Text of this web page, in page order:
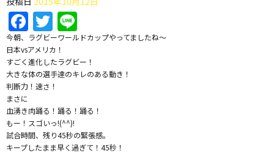
Facebook
Twitter
今朝、ラグビーワールドカップやってましたね〜
日本vsアメリカ！
すごく進化したラグビー！
大きな体の選手達のキレのある動き！
判断力！速さ！
まさに
血湧き肉踊る！踊る！踊る！
もー！スゴいっ!(^^)!
試合時間、残り45秒の緊張感。
キープしたまま早く過ぎて！45秒！